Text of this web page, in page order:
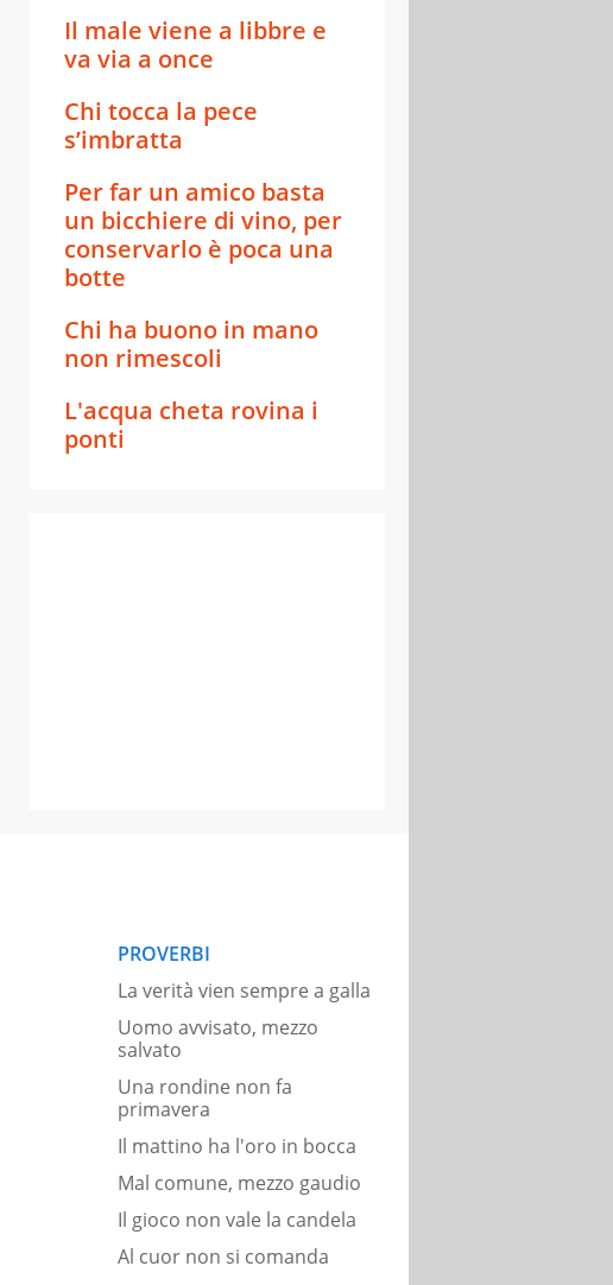
Il male viene a libbre e
va via a once
Chi tocca la pece
s’imbratta
Per far un amico basta
un bicchiere di vino, per
conservarlo è poca una
botte
Chi ha buono in mano
non rimescoli
L'acqua cheta rovina i
ponti
PROVERBI
La verità vien sempre a galla
Uomo avvisato, mezzo
salvato
Una rondine non fa
primavera
Il mattino ha l'oro in bocca
Mal comune, mezzo gaudio
Il gioco non vale la candela
Al cuor non si comanda